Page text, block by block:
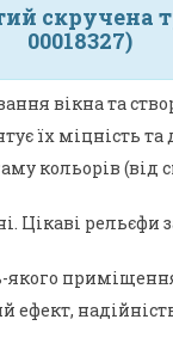
скручена
00018327)
вікна та
їх міцність та
кольорів (від
Цікаві